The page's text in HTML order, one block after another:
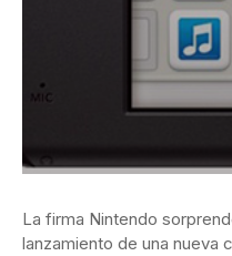
La firma Nintendo
lanzamiento de una nueva